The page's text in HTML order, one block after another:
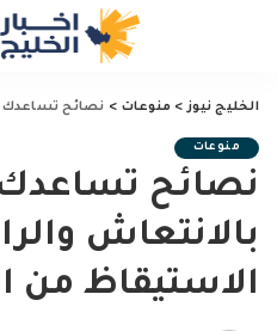
الخليج نيوز> منوعات > نصائح تساعدك على
منوعات
نصائح
بالانتعاش
الاستيقاظ من